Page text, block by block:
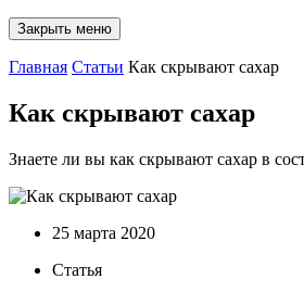
Закрыть меню
Главная Статьи Как скрывают сахар
Как скрывают сахар
Знаете ли вы как скрывают сахар в
25 марта 2020
Статья